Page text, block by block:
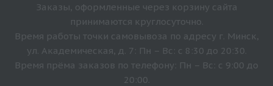
Заказы, оформленные через корзину сайта
принимаются круглосуточно.
Время работы точки самовывоза по адресу г. Минск,
ул. Академическая, д. 7: Пн – Вс: с 8:30 до 20:30.
Время прёма заказов по телефону: Пн – Вс: с 9:00 до
20:00.